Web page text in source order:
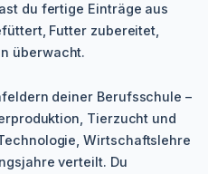
du fertige Einträge aus
Futter zubereitet,
überwacht.
deiner Berufsschule –
Tierzucht und
Wirtschaftslehre
verteilt. Du